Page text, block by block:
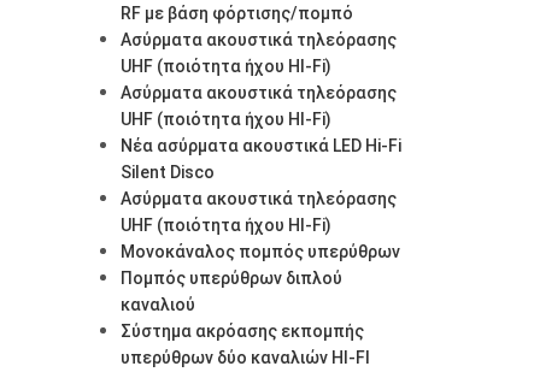
RF με βάση φόρτισης/πομπό
Ασύρματα ακουστικά τηλεόρασης
UHF (ποιότητα ήχου HI-Fi)
Ασύρματα ακουστικά τηλεόρασης
UHF (ποιότητα ήχου HI-Fi)
Νέα ασύρματα ακουστικά LED Hi-Fi
Silent Disco
Ασύρματα ακουστικά τηλεόρασης
UHF (ποιότητα ήχου HI-Fi)
Μονοκάναλος πομπός υπερύθρων
Πομπός υπερύθρων διπλού
καναλιού
Σύστημα ακρόασης εκπομπής
υπερύθρων δύο καναλιών HI-FI